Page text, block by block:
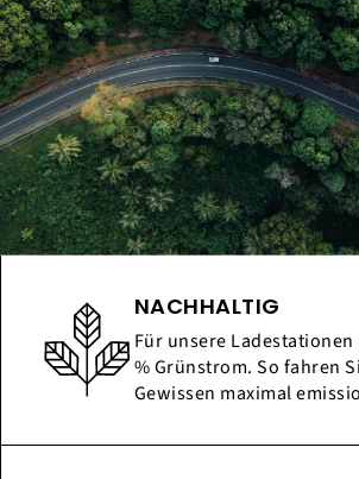
NACHHALTIG
Für unsere
% Grünstrom. So fahren
Gewissen maximal